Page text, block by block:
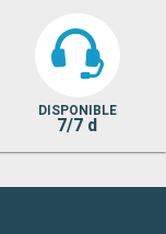
DISPONIBLE
7/7 d